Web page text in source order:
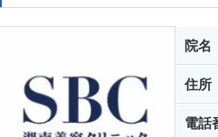
院名
住所
電話